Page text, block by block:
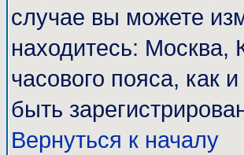
случае вы можете
находитесь: Москва,
часового пояса, как
быть
Вернуться к началу